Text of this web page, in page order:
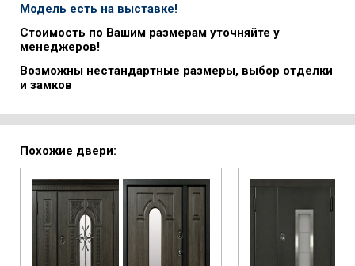
Модель есть на выставке!
Стоимость по Вашим размерам уточняйте у
менеджеров!
Возможны нестандартные размеры, выбор отделки
и замков
Похожие двери: